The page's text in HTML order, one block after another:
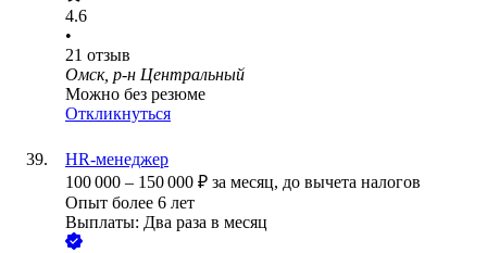
4.6
•
21 отзыв
Омск, р-н Центральный
Можно без резюме
Откликнуться
HR-менеджер
100 000 – 150 000 ₽ за месяц, до вычета налогов
Опыт более 6 лет
Выплаты: Два раза в месяц